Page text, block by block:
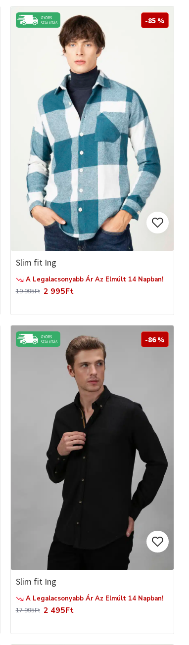
-85 %
Slim fit Ing
A Legalacsonyabb Ár Az Elmúlt 14 Napban!
2 995Ft
19 995Ft
-86 %
Slim fit Ing
A Legalacsonyabb Ár Az Elmúlt 14 Napban!
2 495Ft
17 995Ft